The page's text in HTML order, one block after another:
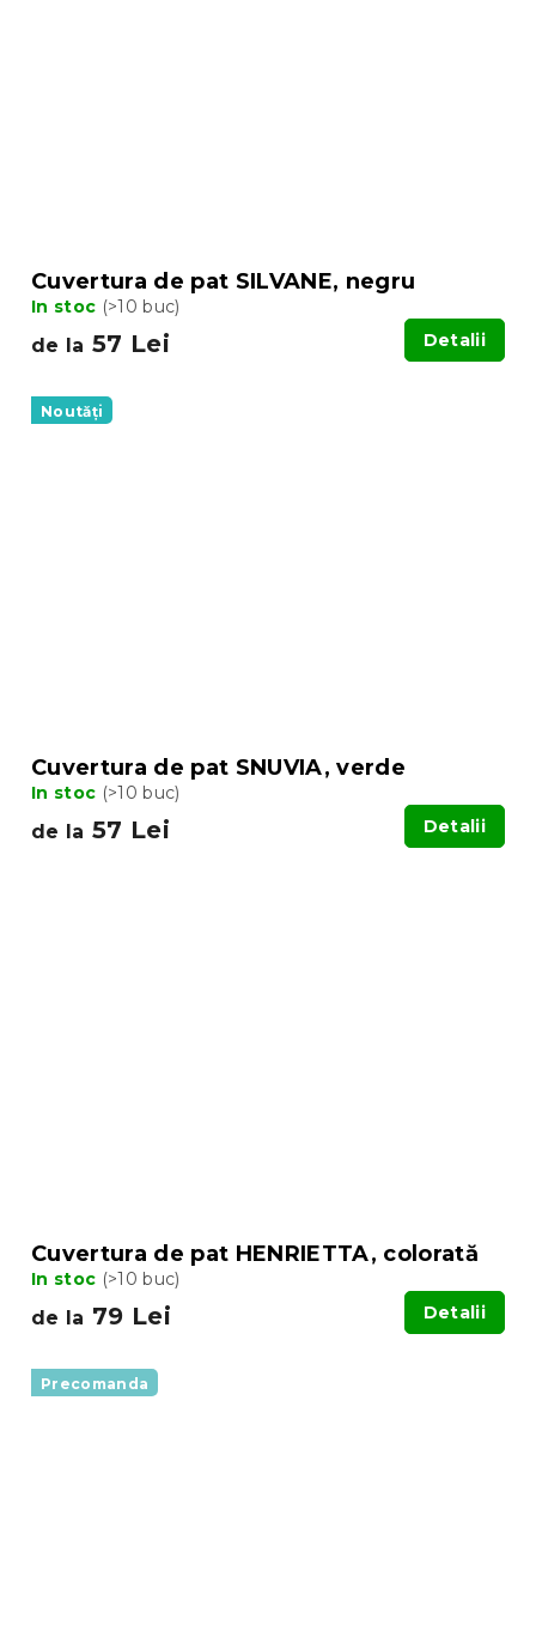
Cuvertura de pat SILVANE, negru
In stoc (>10 buc)
de la 57 Lei Detalii
Noutăți
Cuvertura de pat SNUVIA, verde
In stoc (>10 buc)
de la 57 Lei Detalii
Cuvertura de pat HENRIETTA, colorată
In stoc (>10 buc)
de la 79 Lei Detalii
Precomanda